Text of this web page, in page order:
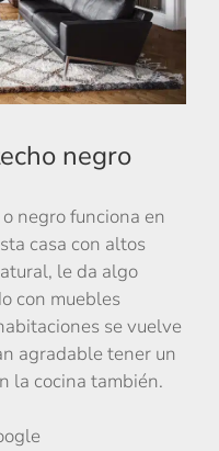
negro
negro funciona en
casa con altos
le da algo
con muebles
se vuelve
agradable tener un
la cocina también.